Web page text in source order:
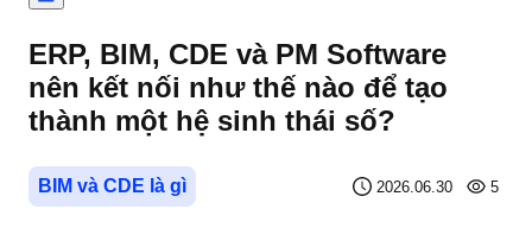
ERP, BIM, CDE và PM Software
nên kết nối như thế nào để tạo
thành một hệ sinh thái số?
BIM và CDE là gì 2026.06.30 5